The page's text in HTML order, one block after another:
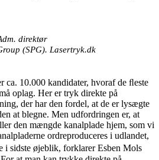
direktør
(SPG). Lasertryk.dk
ca. 10.000 kandidater, hvoraf de ﬂeste
oplag. Her er tryk direkte på
der har den fordel, at de er lysægte
at blegne. Men udfordringen er, at
den mængde kanalplade hjem, som vi
ordreproduceres i udlandet,
i sidste øjeblik, forklarer Esben Mols